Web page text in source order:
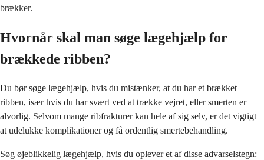
brækker.
Hvornår skal man søge lægehjælp for
brækkede ribben?
Du bør søge lægehjælp, hvis du mistænker, at du har et brækket
ribben, især hvis du har svært ved at trække vejret, eller smerten er
alvorlig. Selvom mange ribfrakturer kan hele af sig selv, er det vigtigt
at udelukke komplikationer og få ordentlig smertebehandling.
Søg øjeblikkelig lægehjælp, hvis du oplever et af disse advarselstegn: